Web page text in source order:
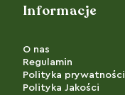
Linki w stopce
Informacje
O nas
Regulamin
Polityka prywatności
Polityka Jakości